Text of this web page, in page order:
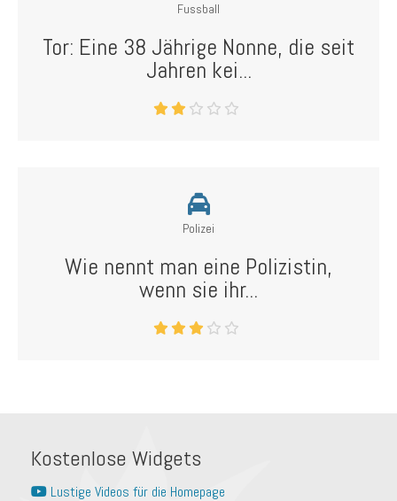
Fussball
Tor: Eine 38 Jährige Nonne, die seit
Jahren kei...
Polizei
Wie nennt man eine Polizistin,
wenn sie ihr...
Kostenlose Widgets
Lustige Videos für die Homepage